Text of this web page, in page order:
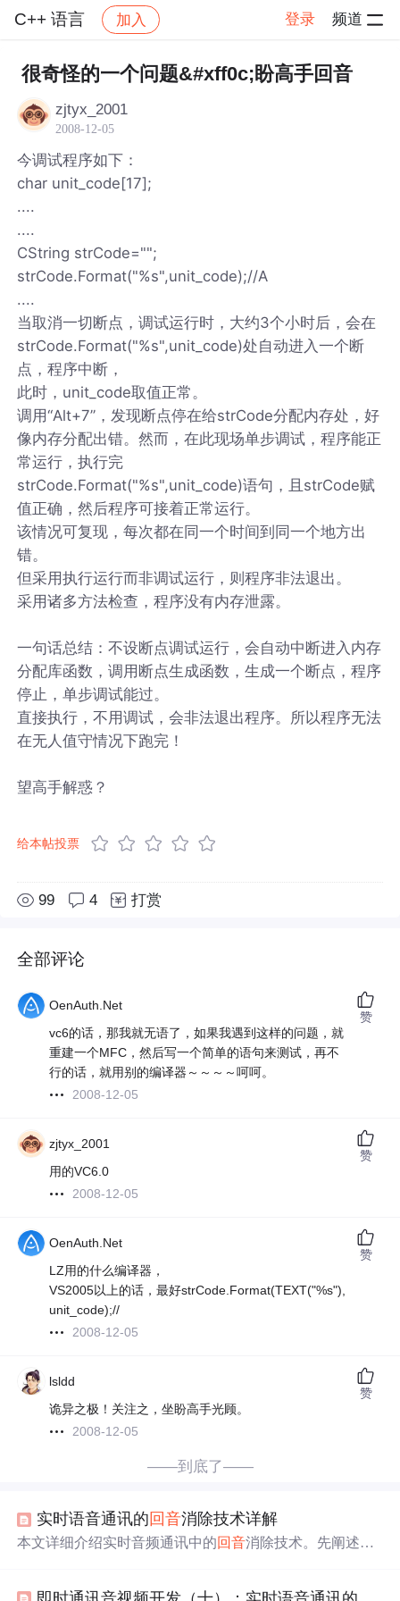
C++ 语言 加入 登录 频道
社区 C++ 语言 帖子详情
很奇怪的一个问题&#xff0c;盼高手回音
zjtyx_2001
2008-12-05
今调试程序如下：
char unit_code[17];
....
....
CString strCode="";
strCode.Format("%s",unit_code);//A
....
当取消一切断点，调试运行时，大约3个小时后，会在
strCode.Format("%s",unit_code)处自动进入一个断
点，程序中断，
此时，unit_code取值正常。
调用“Alt+7”，发现断点停在给strCode分配内存处，好
像内存分配出错。然而，在此现场单步调试，程序能正
常运行，执行完
strCode.Format("%s",unit_code)语句，且strCode赋
值正确，然后程序可接着正常运行。
该情况可复现，每次都在同一个时间到同一个地方出
错。
但采用执行运行而非调试运行，则程序非法退出。
采用诸多方法检查，程序没有内存泄露。
一句话总结：不设断点调试运行，会自动中断进入内存
分配库函数，调用断点生成函数，生成一个断点，程序
停止，单步调试能过。
直接执行，不用调试，会非法退出程序。所以程序无法
在无人值守情况下跑完！
望高手解惑？
给本帖投票
99 4 打赏
全部评论
OenAuth.Net
vc6的话，那我就无语了，如果我遇到这样的问题，就
重建一个MFC，然后写一个简单的语句来测试，再不
行的话，就用别的编译器～～～～呵呵。
2008-12-05
赞
zjtyx_2001
用的VC6.0
2008-12-05
赞
OenAuth.Net
LZ用的什么编译器，
VS2005以上的话，最好strCode.Format(TEXT("%s"),
unit_code);//
2008-12-05
赞
lsldd
诡异之极！关注之，坐盼高手光顾。
2008-12-05
赞
——到底了——
实时语音通讯的 回音消除技术详解
本文详细介绍实时音频通讯中的回音消除技术。先阐述其